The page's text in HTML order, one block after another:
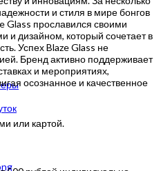
и стиля в мире бонгов
Glass прославился своими
и дизайном, который сочетает в
Успех Blaze Glass не
Бренд активно поддерживает
и мероприятиях,
осознанное и качественное
или картой.